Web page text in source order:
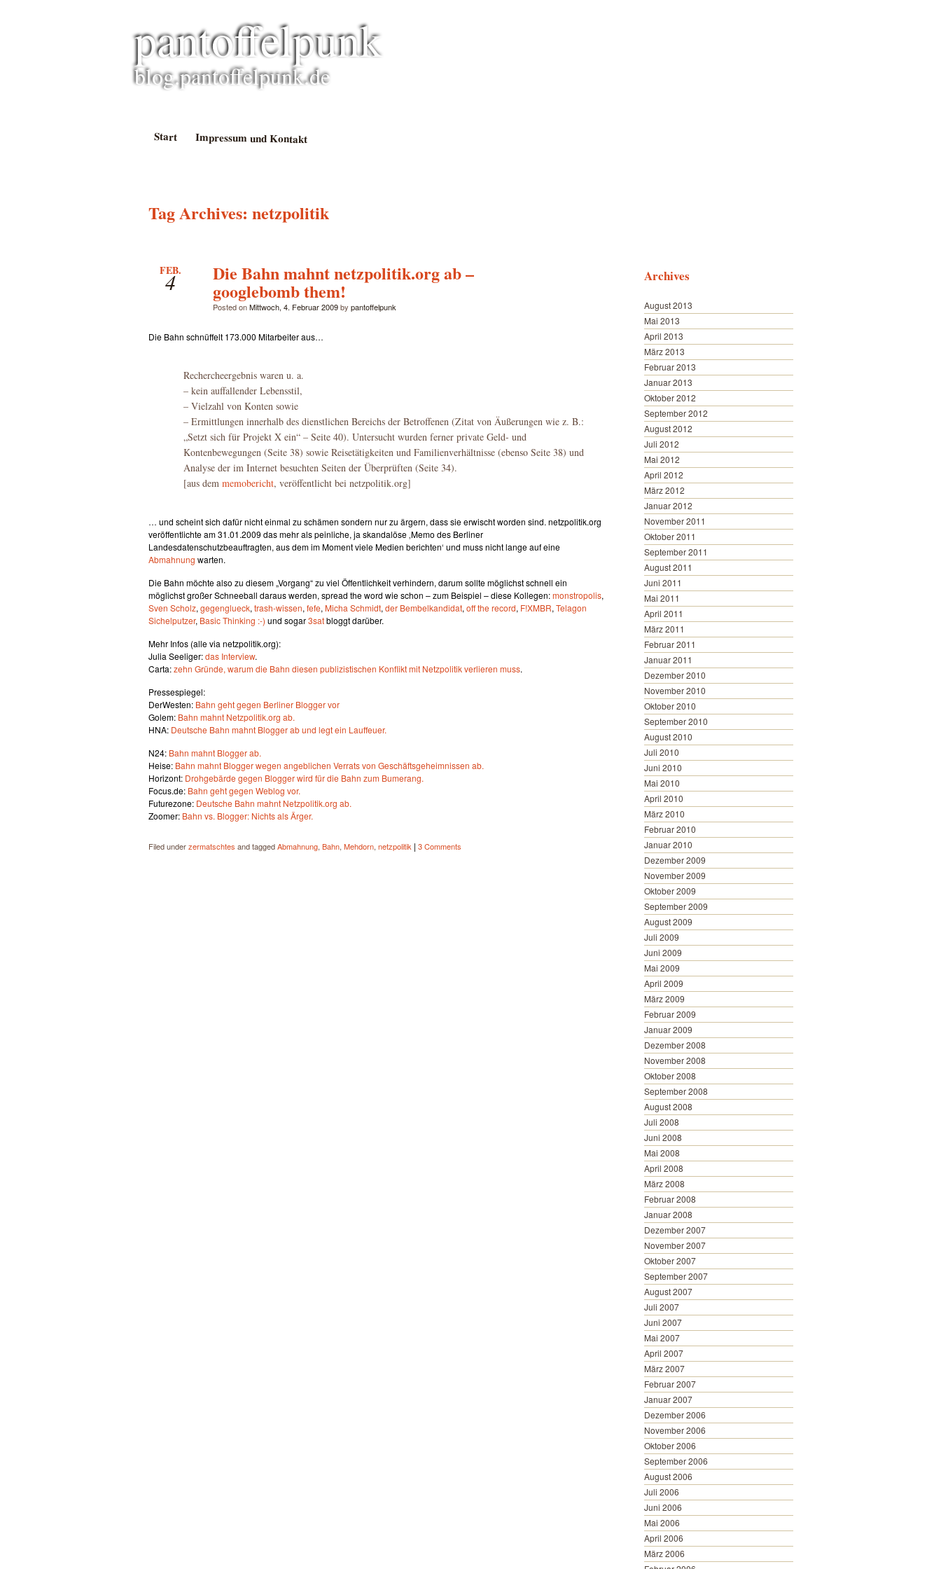
pantoffelpunk
blog.pantoffelpunk.de
Start Impressum und Kontakt
Tag Archives: netzpolitik
FEB.
4 Die Bahn mahnt netzpolitik.org ab –
googlebomb them!
Posted onMittwoch, 4. Februar 2009by pantoffelpunk
Die Bahn schnüffelt 173.000 Mitarbeiter aus…
Rechercheergebnis waren u. a.
– kein auffallender Lebensstil,
– Vielzahl von Konten sowie
– Ermittlungen innerhalb des dienstlichen Bereichs der Betroffenen (Zitat von Äußerungen wie z. B.:
„Setzt sich für Projekt X ein“ – Seite 40). Untersucht wurden ferner private Geld- und
Kontenbewegungen (Seite 38) sowie Reisetätigkeiten und Familienverhältnisse (ebenso Seite 38) und
Analyse der im Internet besuchten Seiten der Überprüften (Seite 34).
[aus dem memobericht, veröffentlicht bei netzpolitik.org]
… und scheint sich dafür nicht einmal zu schämen sondern nur zu ärgern, dass sie erwischt worden sind. netzpolitik.org
veröffentlichte am 31.01.2009 das mehr als peinliche, ja skandalöse ‚Memo des Berliner
Landesdatenschutzbeauftragten, aus dem im Moment viele Medien berichten‘ und muss nicht lange auf eine
Abmahnung warten.
Die Bahn möchte also zu diesem „Vorgang“ zu viel Öffentlichkeit verhindern, darum sollte möglichst schnell ein
möglichst großer Schneeball daraus werden, spread the word wie schon – zum Beispiel – diese Kollegen:monstropolis,
Sven Scholz, gegenglueck, trash-wissen, fefe, Micha Schmidt, der Bembelkandidat, off the record, F!XMBR, Telagon
Sichelputzer, Basic Thinking :-) und sogar3satbloggt darüber.
Mehr Infos (alle via netzpolitik.org):
Julia Seeliger:das Interview.
Carta:zehn Gründe, warum die Bahn diesen publizistischen Konflikt mit Netzpolitik verlieren muss.
Pressespiegel:
DerWesten: Bahn geht gegen Berliner Blogger vor
Golem: Bahn mahnt Netzpolitik.org ab.
HNA: Deutsche Bahn mahnt Blogger ab und legt ein Lauffeuer.
N24: Bahn mahnt Blogger ab.
Heise: Bahn mahnt Blogger wegen angeblichen Verrats von Geschäftsgeheimnissen ab.
Horizont: Drohgebärde gegen Blogger wird für die Bahn zum Bumerang.
Focus.de: Bahn geht gegen Weblog vor.
Futurezone: Deutsche Bahn mahnt Netzpolitik.org ab.
Zoomer: Bahn vs. Blogger: Nichts als Ärger.
Filed underzermatschtes and taggedAbmahnung, Bahn, Mehdorn, netzpolitik | 3 Comments
Archives
August 2013
Mai 2013
April 2013
März 2013
Februar 2013
Januar 2013
Oktober 2012
September 2012
August 2012
Juli 2012
Mai 2012
April 2012
März 2012
Januar 2012
November 2011
Oktober 2011
September 2011
August 2011
Juni 2011
Mai 2011
April 2011
März 2011
Februar 2011
Januar 2011
Dezember 2010
November 2010
Oktober 2010
September 2010
August 2010
Juli 2010
Juni 2010
Mai 2010
April 2010
März 2010
Februar 2010
Januar 2010
Dezember 2009
November 2009
Oktober 2009
September 2009
August 2009
Juli 2009
Juni 2009
Mai 2009
April 2009
März 2009
Februar 2009
Januar 2009
Dezember 2008
November 2008
Oktober 2008
September 2008
August 2008
Juli 2008
Juni 2008
Mai 2008
April 2008
März 2008
Februar 2008
Januar 2008
Dezember 2007
November 2007
Oktober 2007
September 2007
August 2007
Juli 2007
Juni 2007
Mai 2007
April 2007
März 2007
Februar 2007
Januar 2007
Dezember 2006
November 2006
Oktober 2006
September 2006
August 2006
Juli 2006
Juni 2006
Mai 2006
April 2006
März 2006